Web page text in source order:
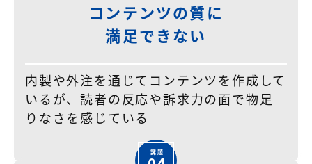
コンテンツの質に
満足できない
内製や外注を通じてコンテンツを作成して
いるが、読者の反応や訴求力の面で物足
りなさを感じている